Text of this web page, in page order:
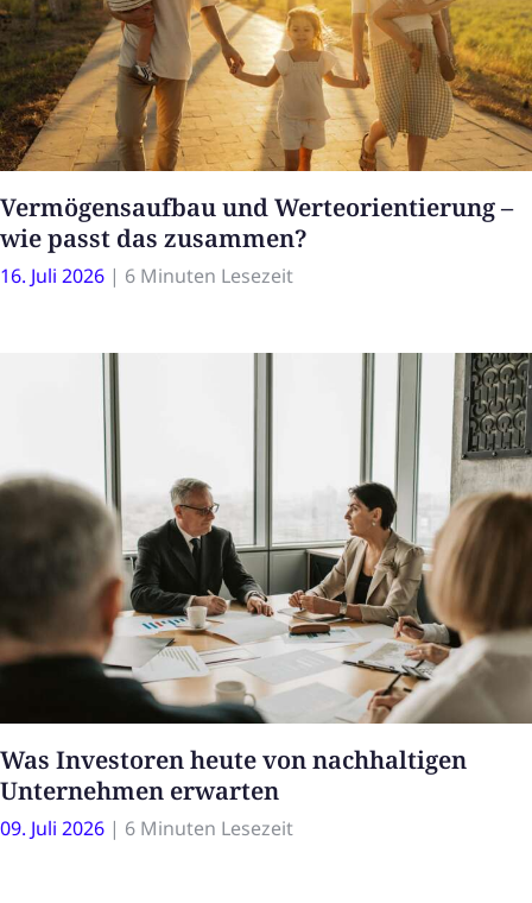
Vermögensaufbau und Werteorientierung –
wie passt das zusammen?
16. Juli 2026 | 6 Minuten Lesezeit
Was Investoren heute von nachhaltigen
Unternehmen erwarten
09. Juli 2026 | 6 Minuten Lesezeit